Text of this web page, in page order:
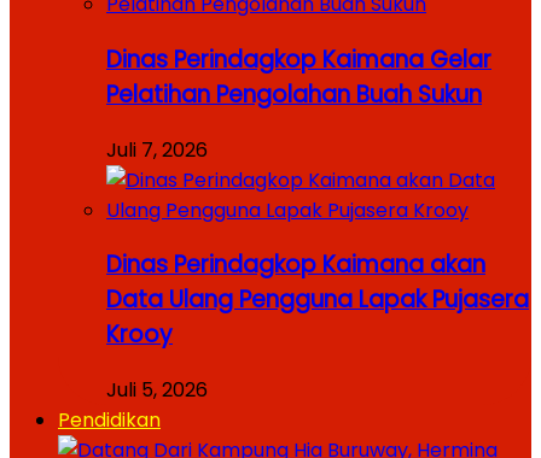
Dinas Perindagkop Kaimana Gelar
Pelatihan Pengolahan Buah Sukun
Juli 7, 2026
Dinas Perindagkop Kaimana akan
Data Ulang Pengguna Lapak Pujasera
Krooy
Juli 5, 2026
Pendidikan